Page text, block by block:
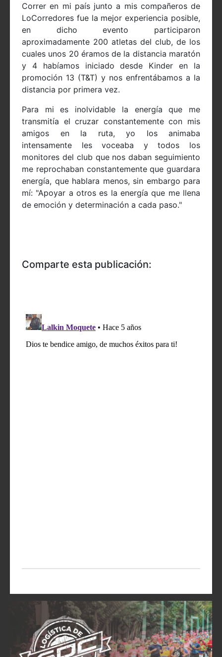
Correr en mi país junto a mis compañeros de
LoCorredores fue la mejor experiencia posible,
en dicho evento participaron
aproximadamente 200 atletas del club, de los
cuales unos 20 éramos de la distancia maratón
y 4 habíamos iniciado desde Kinder en la
promoción 13 (T&T) y nos enfrentábamos a la
distancia por primera vez.
Para mi es inolvidable la energía que me
transmitía el cruzar constantemente con mis
amigos en la ruta, yo los animaba
intensamente les voceaba y todos los
monitores del club que nos daban seguimiento
me reprochaban constantemente que guardara
energía, que hablara menos, sin embargo para
mí: "Apoyar a otros es la energía que me llena
de emoción y determinación a cada paso."
Comparte esta publicación: